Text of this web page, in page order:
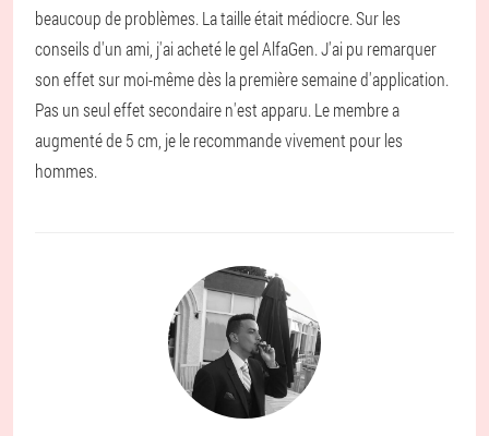
beaucoup de problèmes. La taille était médiocre. Sur les
conseils d'un ami, j'ai acheté le gel AlfaGen. J'ai pu remarquer
son effet sur moi-même dès la première semaine d'application.
Pas un seul effet secondaire n'est apparu. Le membre a
augmenté de 5 cm, je le recommande vivement pour les
hommes.